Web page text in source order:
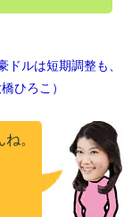
ドルは短期調整も、
ひろこ）
。